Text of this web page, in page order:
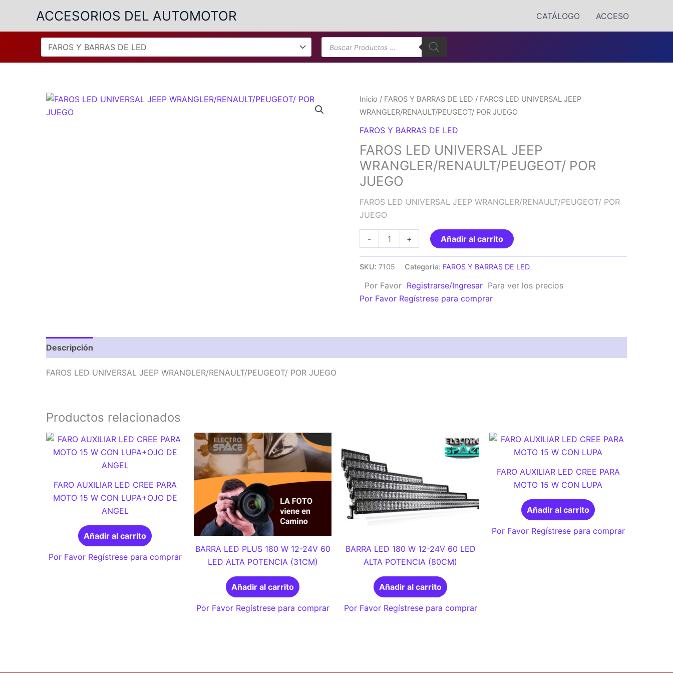
contenido
ACCESORIOS DEL AUTOMOTOR CATÁLOGO ACCESO
Búsqueda
de
productos
Inicio / FAROS Y BARRAS DE LED / FAROS LED UNIVERSAL JEEP
WRANGLER/RENAULT/PEUGEOT/ POR JUEGO
FAROS Y BARRAS DE LED
FAROS LED UNIVERSAL JEEP
WRANGLER/RENAULT/PEUGEOT/ POR
JUEGO
FAROS LED UNIVERSAL JEEP WRANGLER/RENAULT/PEUGEOT/ POR
JUEGO
-
LED
WRANGLER/RENAULT/PEUGEOT/
POR
+ Añadir al carrito
SKU:7105 Categoría: FAROS Y BARRAS DE LED
Por Favor Registrarse/Ingresar Para ver los precios
Por Favor Regístrese para comprar
Descripción
FAROS LED UNIVERSAL JEEP WRANGLER/RENAULT/PEUGEOT/ POR JUEGO
Productos relacionados
FARO AUXILIAR LED CREE PARA
MOTO 15 W CON LUPA+OJO DE
ANGEL
Añadir al carrito
Por Favor Regístrese para comprar
BARRA LED PLUS 180 W 12-24V 60
LED ALTA POTENCIA (31CM)
Añadir al carrito
Por Favor Regístrese para comprar
BARRA LED 180 W 12-24V 60 LED
ALTA POTENCIA (80CM)
Añadir al carrito
Por Favor Regístrese para comprar
FARO AUXILIAR LED CREE PARA
MOTO 15 W CON LUPA
Añadir al carrito
Por Favor Regístrese para comprar